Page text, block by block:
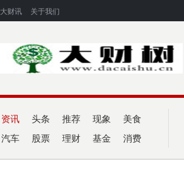
大财讯 关于我们
资讯 头条 推荐 现象 美食
汽车 股票 理财 基金 消费